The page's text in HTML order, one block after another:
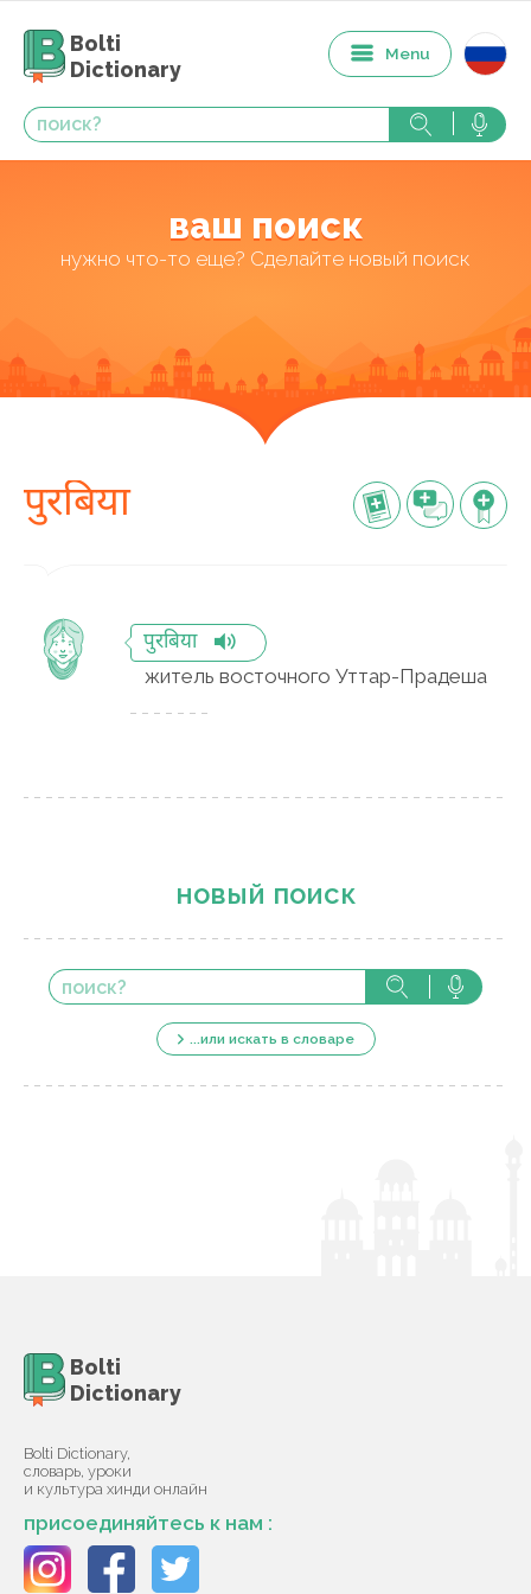
Bolti
Dictionary
Menu
ваш поиск
нужно что-то еще? Сделайте новый поиск
पुरबिया
पुरबिया
житель восточного Уттар-Прадеша
новый поиск
...или искать в словаре
Bolti
Dictionary
Bolti Dictionary,
словарь, уроки
и культура хинди онлайн
присоединяйтесь к нам :